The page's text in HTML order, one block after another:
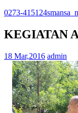
0273-415124
KEGIATAN
18 Mar,2016 admin